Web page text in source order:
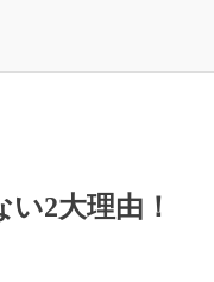
2大理由！